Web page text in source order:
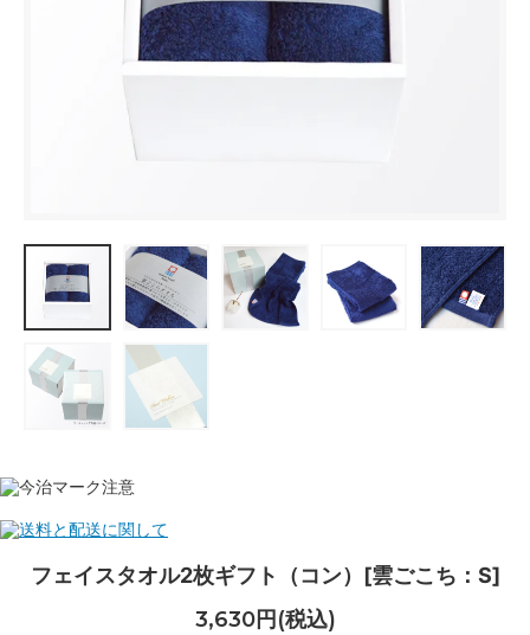
フェイスタオル2枚ギフト（コン）[雲ごこち：S]
3,630円(税込)